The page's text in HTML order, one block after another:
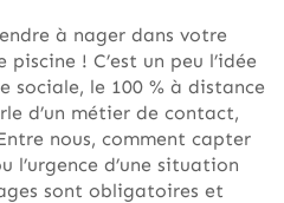
à nager dans votre
! C’est un peu l’idée
sociale, le 100 % à distance
d’un métier de contact,
nous, comment capter
l’urgence d’une situation
sont obligatoires et